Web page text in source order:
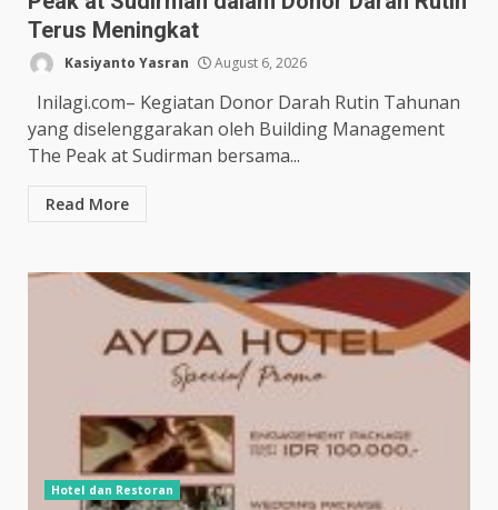
Terus Meningkat
Kasiyanto Yasran August 6, 2026
Inilagi.com– Kegiatan Donor Darah Rutin Tahunan
yang diselenggarakan oleh Building Management
The Peak at Sudirman bersama...
Read More
Hotel dan Restoran